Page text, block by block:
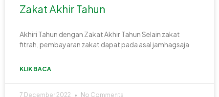
Zakat Akhir Tahun
Akhiri Tahun dengan Zakat Akhir Tahun Selain zakat
fitrah, pembayaran zakat dapat pada asal jamhagsaja
KLIK BACA
7 December 2022 No Comments